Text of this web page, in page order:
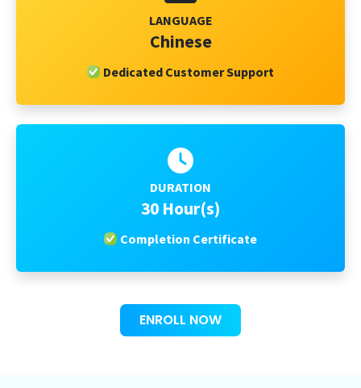
LANGUAGE
Chinese
Dedicated Customer Support
DURATION
30 Hour(s)
Completion Certificate
ENROLL NOW